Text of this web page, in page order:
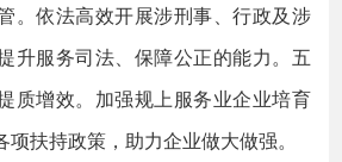
。依法高效开展涉刑事、行政及涉
升服务司法、保障公正的能力。五
质增效。加强规上服务业企业培育
扶持政策，助力企业做大做强。